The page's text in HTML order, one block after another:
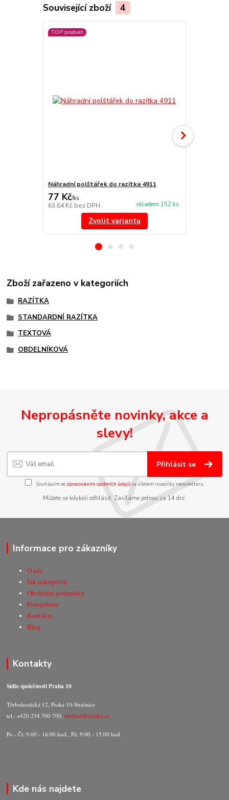
Související zboží 4
TOP produkt
Náhradní polštářek do razítka 4911
77 Kč/ks
63,64 Kč bez DPH skladem 152 ks
Zvolit variantu
Zboží zařazeno v kategoriích
RAZÍTKA
STANDARDNÍ RAZÍTKA
TEXTOVÁ
OBDELNÍKOVÁ
Nepropásněte novinky, akce a
slevy!
Přihlásit se
Souhlasím se zpracováním osobních údajůza účelem rozesílky newsletteru.
Můžete se kdykoli odhlásit. Zasíláme jednou za 14 dní.
Informace pro zákazníky
O nás
Jak nakupovat
Obchodní podmínky
Fotogalerie
Kontakty
Blog
Kontakty
Sídlo společnosti Praha 10
Třebohostická 12, Praha 10-Strašnice
tel.: +420 234 700 700,obchod@razitka.cz
Po - Čt: 9:00 - 16:00 hod., Pá: 9:00 - 15:00 hod.
Kde nás najdete